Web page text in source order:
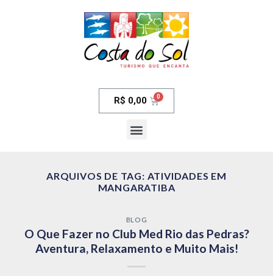
R$ 0,00
ARQUIVOS DE TAG: ATIVIDADES EM
MANGARATIBA
BLOG
O Que Fazer no Club Med Rio das Pedras?
Aventura, Relaxamento e Muito Mais!